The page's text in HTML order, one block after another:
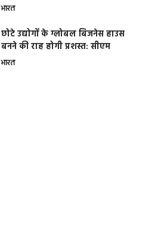
भारत
छोटे उद्योगों के ग्लोबल बिजनेस हाउस
बनने की राह होगी प्रशस्त: सीएम
भारत